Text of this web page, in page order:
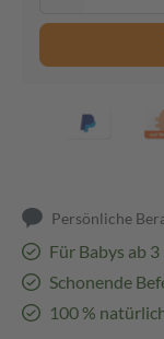
Persönliche
Für Babys ab
Schonende
100 %